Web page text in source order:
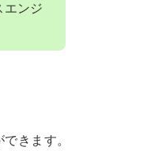
ンジ
きます。